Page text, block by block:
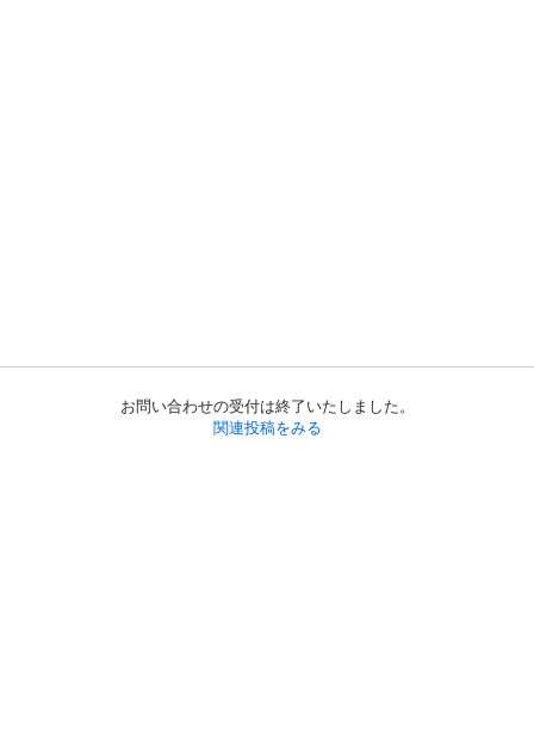
お問い合わせの受付は終了いたしました。
関連投稿をみる